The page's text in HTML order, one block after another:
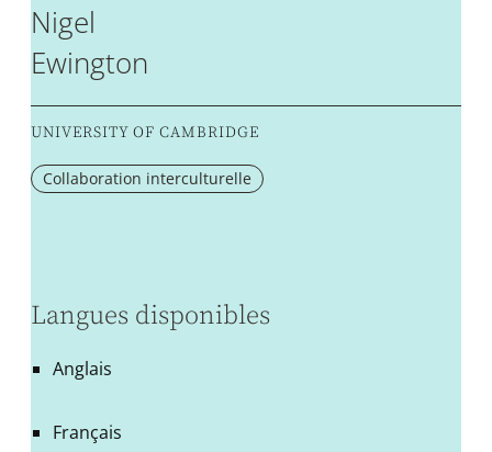
Nigel
Ewington
UNIVERSITY OF CAMBRIDGE
Collaboration interculturelle
Langues disponibles
Anglais
Français